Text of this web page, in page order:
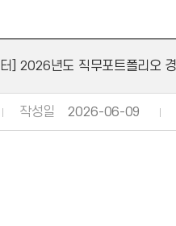
터] 2026년도 직무포트폴리오
작성일 2026-06-09